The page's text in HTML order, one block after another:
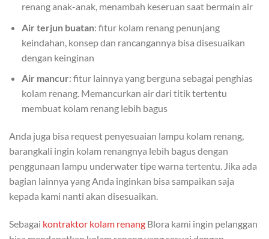
renang anak-anak, menambah keseruan saat bermain air
Air terjun buatan: fitur kolam renang penunjang
keindahan, konsep dan rancangannya bisa disesuaikan
dengan keinginan
Air mancur: fitur lainnya yang berguna sebagai penghias
kolam renang. Memancurkan air dari titik tertentu
membuat kolam renang lebih bagus
Anda juga bisa request penyesuaian lampu kolam renang,
barangkali ingin kolam renangnya lebih bagus dengan
penggunaan lampu underwater tipe warna tertentu. Jika ada
bagian lainnya yang Anda inginkan bisa sampaikan saja
kepada kami nanti akan disesuaikan.
Sebagai kontraktor kolam renang Blora kami ingin pelanggan